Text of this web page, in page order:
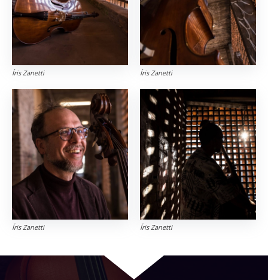
Íris Zanetti Íris Zanetti
Íris Zanetti Íris Zanetti